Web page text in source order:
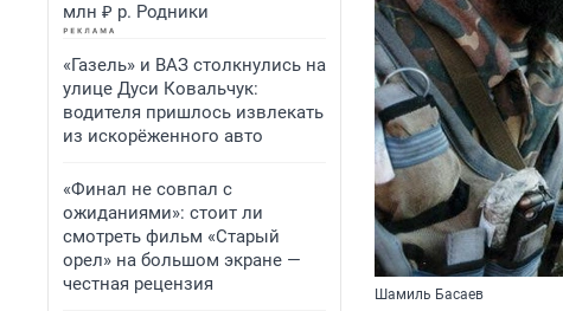
млн ₽ р. Родники
«Газель» и ВАЗ столкнулись на
улице Дуси Ковальчук:
водителя пришлось извлекать
из искорёженного авто
«Финал не совпал с
ожиданиями»: стоит ли
смотреть фильм «Старый
орел» на большом экране —
честная рецензия
Шамиль Басаев